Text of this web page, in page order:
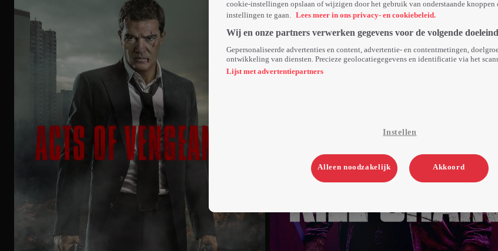
cookie-instellingen opslaan of wijzigen door het gebruik van onderstaande knoppen
instellingen te gaan.
Lees meer in ons privacy- en cookiebeleid.
Wij en onze partners verwerken gegevens voor de volgende
Gepersonaliseerde advertenties en content, advertentie- en contentmetingen,
ontwikkeling van diensten. Precieze geolocatiegegevens en identificatie via het
Lijst met advertentiepartners
Instellen
Alleen noodzakelijk Akkoord